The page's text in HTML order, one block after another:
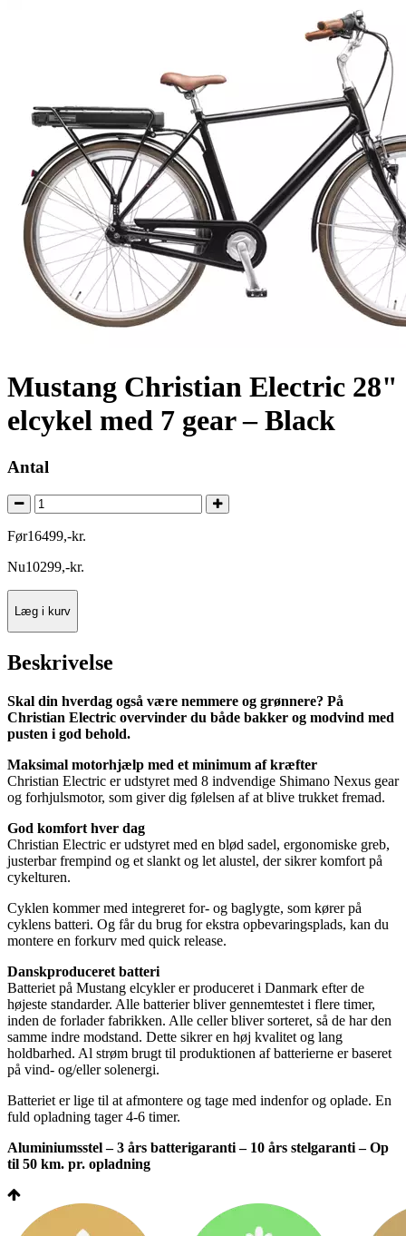
Mustang Christian Electric 28"
elcykel med 7 gear – Black
Antal
Før16499,-kr.
Nu10299,-kr.
Læg i kurv
Beskrivelse
Skal din hverdag også være nemmere og grønnere? På
Christian Electric overvinder du både bakker og modvind med
pusten i god behold.
Maksimal motorhjælp med et minimum af kræfter
Christian Electric er udstyret med 8 indvendige Shimano Nexus gear
og forhjulsmotor, som giver dig følelsen af at blive trukket fremad.
God komfort hver dag
Christian Electric er udstyret med en blød sadel, ergonomiske greb,
justerbar frempind og et slankt og let alustel, der sikrer komfort på
cykelturen.
Cyklen kommer med integreret for- og baglygte, som kører på
cyklens batteri. Og får du brug for ekstra opbevaringsplads, kan du
montere en forkurv med quick release.
Danskproduceret batteri
Batteriet på Mustang elcykler er produceret i Danmark efter de
højeste standarder. Alle batterier bliver gennemtestet i flere timer,
inden de forlader fabrikken. Alle celler bliver sorteret, så de har den
samme indre modstand. Dette sikrer en høj kvalitet og lang
holdbarhed. Al strøm brugt til produktionen af batterierne er baseret
på vind- og/eller solenergi.
Batteriet er lige til at afmontere og tage med indenfor og oplade. En
fuld opladning tager 4-6 timer.
Aluminiumsstel – 3 års batterigaranti – 10 års stelgaranti – Op
til 50 km. pr. opladning